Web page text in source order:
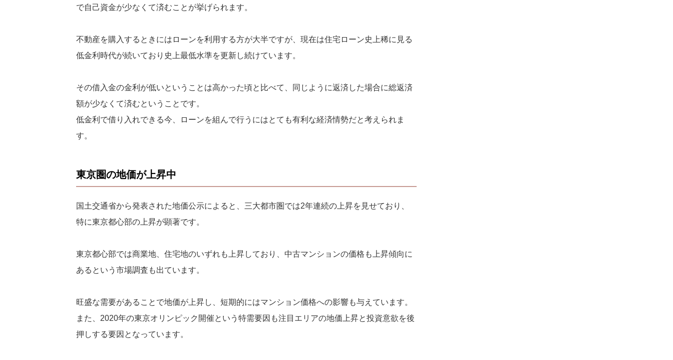
で自己資金が少なくて済むことが挙げられます。
不動産を購入するときにはローンを利用する方が大半ですが、現在は住宅ローン史上稀に見る
低金利時代が続いており史上最低水準を更新し続けています。
その借入金の金利が低いということは高かった頃と比べて、同じように返済した場合に総返済
額が少なくて済むということです。
低金利で借り入れできる今、ローンを組んで行うにはとても有利な経済情勢だと考えられま
す。
東京圏の地価が上昇中
国土交通省から発表された地価公示によると、三大都市圏では2年連続の上昇を見せており、
特に東京都心部の上昇が顕著です。
東京都心部では商業地、住宅地のいずれも上昇しており、中古マンションの価格も上昇傾向に
あるという市場調査も出ています。
旺盛な需要があることで地価が上昇し、短期的にはマンション価格への影響も与えています。
また、2020年の東京オリンピック開催という特需要因も注目エリアの地価上昇と投資意欲を後
押しする要因となっています。